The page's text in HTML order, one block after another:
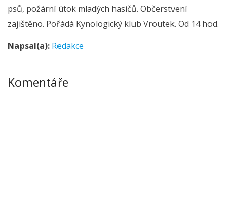
psů, požární útok mladých hasičů. Občerstvení
zajištěno. Pořádá Kynologický klub Vroutek. Od 14 hod.
Napsal(a): Redakce
Komentáře